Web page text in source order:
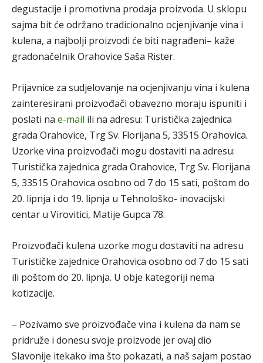
degustacije i promotivna prodaja proizvoda. U sklopu
sajma bit će održano tradicionalno ocjenjivanje vina i
kulena, a najbolji proizvodi će biti nagrađeni– kaže
gradonačelnik Orahovice Saša Rister.
Prijavnice za sudjelovanje na ocjenjivanju vina i kulena
zainteresirani proizvođači obavezno moraju ispuniti i
poslati na e-mail ili na adresu: Turistička zajednica
grada Orahovice, Trg Sv. Florijana 5, 33515 Orahovica.
Uzorke vina proizvođači mogu dostaviti na adresu:
Turistička zajednica grada Orahovice, Trg Sv. Florijana
5, 33515 Orahovica osobno od 7 do 15 sati, poštom do
20. lipnja i do 19. lipnja u Tehnološko- inovacijski
centar u Virovitici, Matije Gupca 78.
Proizvođači kulena uzorke mogu dostaviti na adresu
Turističke zajednice Orahovica osobno od 7 do 15 sati
ili poštom do 20. lipnja. U obje kategoriji nema
kotizacije.
– Pozivamo sve proizvođače vina i kulena da nam se
pridruže i donesu svoje proizvode jer ovaj dio
Slavonije itekako ima što pokazati, a naš sajam postao